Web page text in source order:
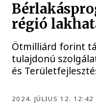
régió
Ötmilliárd forint
tulajdonú
és
2024. JÚLIUS 12. 12:42